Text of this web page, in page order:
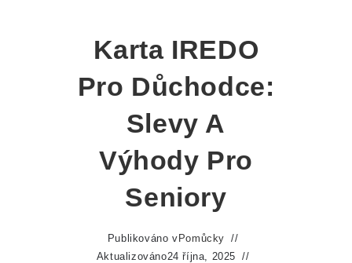
Karta IREDO
Pro Důchodce:
Slevy A
Výhody Pro
Seniory
Publikováno v Pomůcky
Aktualizováno24 října, 2025